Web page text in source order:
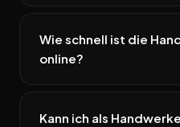
Wie schnell ist die
online?
Kann ich als